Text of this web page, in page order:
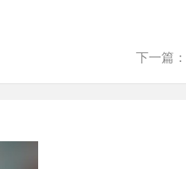
下一篇：